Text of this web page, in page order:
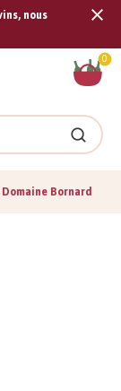
nous
0
Bornard